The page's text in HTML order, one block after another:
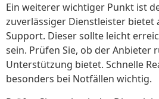
Ein weiterer wichtiger Punkt ist
zuverlässiger Dienstleister bietet
Support. Dieser sollte leicht
sein. Prüfen Sie, ob der Anbieter
Unterstützung bietet. Schnelle
besonders bei Notfällen wichtig.